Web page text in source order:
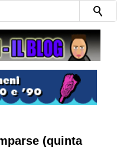
(quinta